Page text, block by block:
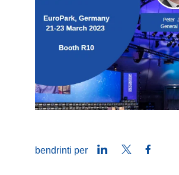
bendrinti per LinkedInTwitter